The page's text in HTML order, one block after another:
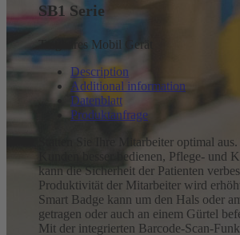
SB1 Serie
Tragbares Mobil Gerät
Description
Additional information
Datenblatt
Produktanfrage
Statten Sie Ihre Mitarbeiter optimal
Kunden besser bedienen, Pflege- und
kann die Sicherheit der Patienten
Produktivität der Mitarbeiter wird
Smart Badge kann um den Hals oder
getragen oder auch an einem Gürtel
Mit der integrierten Barcode-Scan-